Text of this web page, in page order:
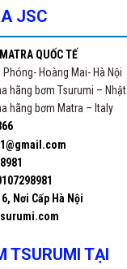
JSC
QUỐC TẾ
Hoàng Mai- Hà Nội
hãng bơm Tsurumi – Nhật
hãng bơm Matra – Italy
Nơi Cấp Hà Nội
TSURUMI TẠI